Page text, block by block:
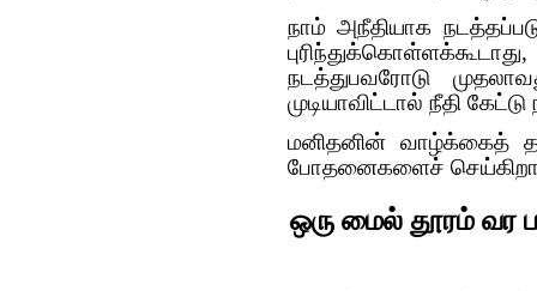
நாம் அநீதியாக
நடத்துபவரோடு
முடியாவிட்டால் நீதி
மனிதனின் வாழ்க்கைத்
போதனைகளைச்
ஒரு மைல் தூரம்